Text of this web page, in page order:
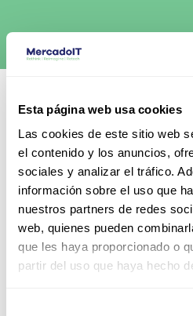
Esta página web usa cookies
Las cookies de este sitio web
el contenido y los anuncios,
sociales y analizar el tráfico.
información sobre el uso que
nuestros partners de redes
web, quienes pueden
que les haya proporcionado o
partir del uso que haya hecho
Todos los productos
Cisco ASR1002 System,
4GB DRAM